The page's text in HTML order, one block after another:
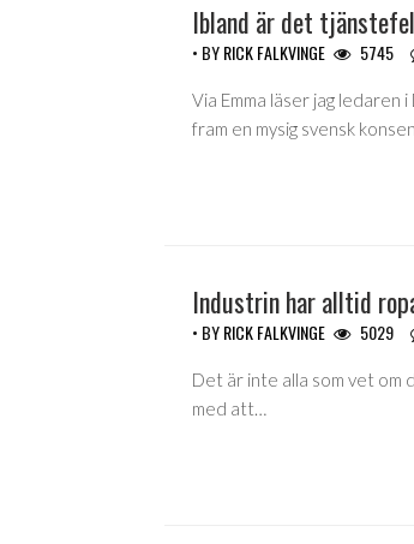
Ibland är det
• BYRICK FALKVINGE 5745
Via Emma läser jag ledaren
fram en mysig svensk
Industrin har alltid
• BYRICK FALKVINGE 5029
Det är inte alla som vet om
med att…